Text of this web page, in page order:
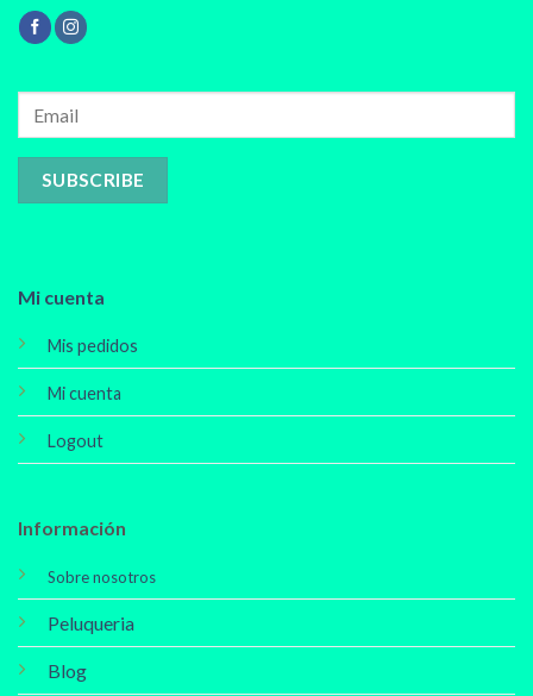
Mi cuenta
Mis pedidos
Mi cuenta
Logout
Información
Sobre nosotros
Peluqueria
Blog